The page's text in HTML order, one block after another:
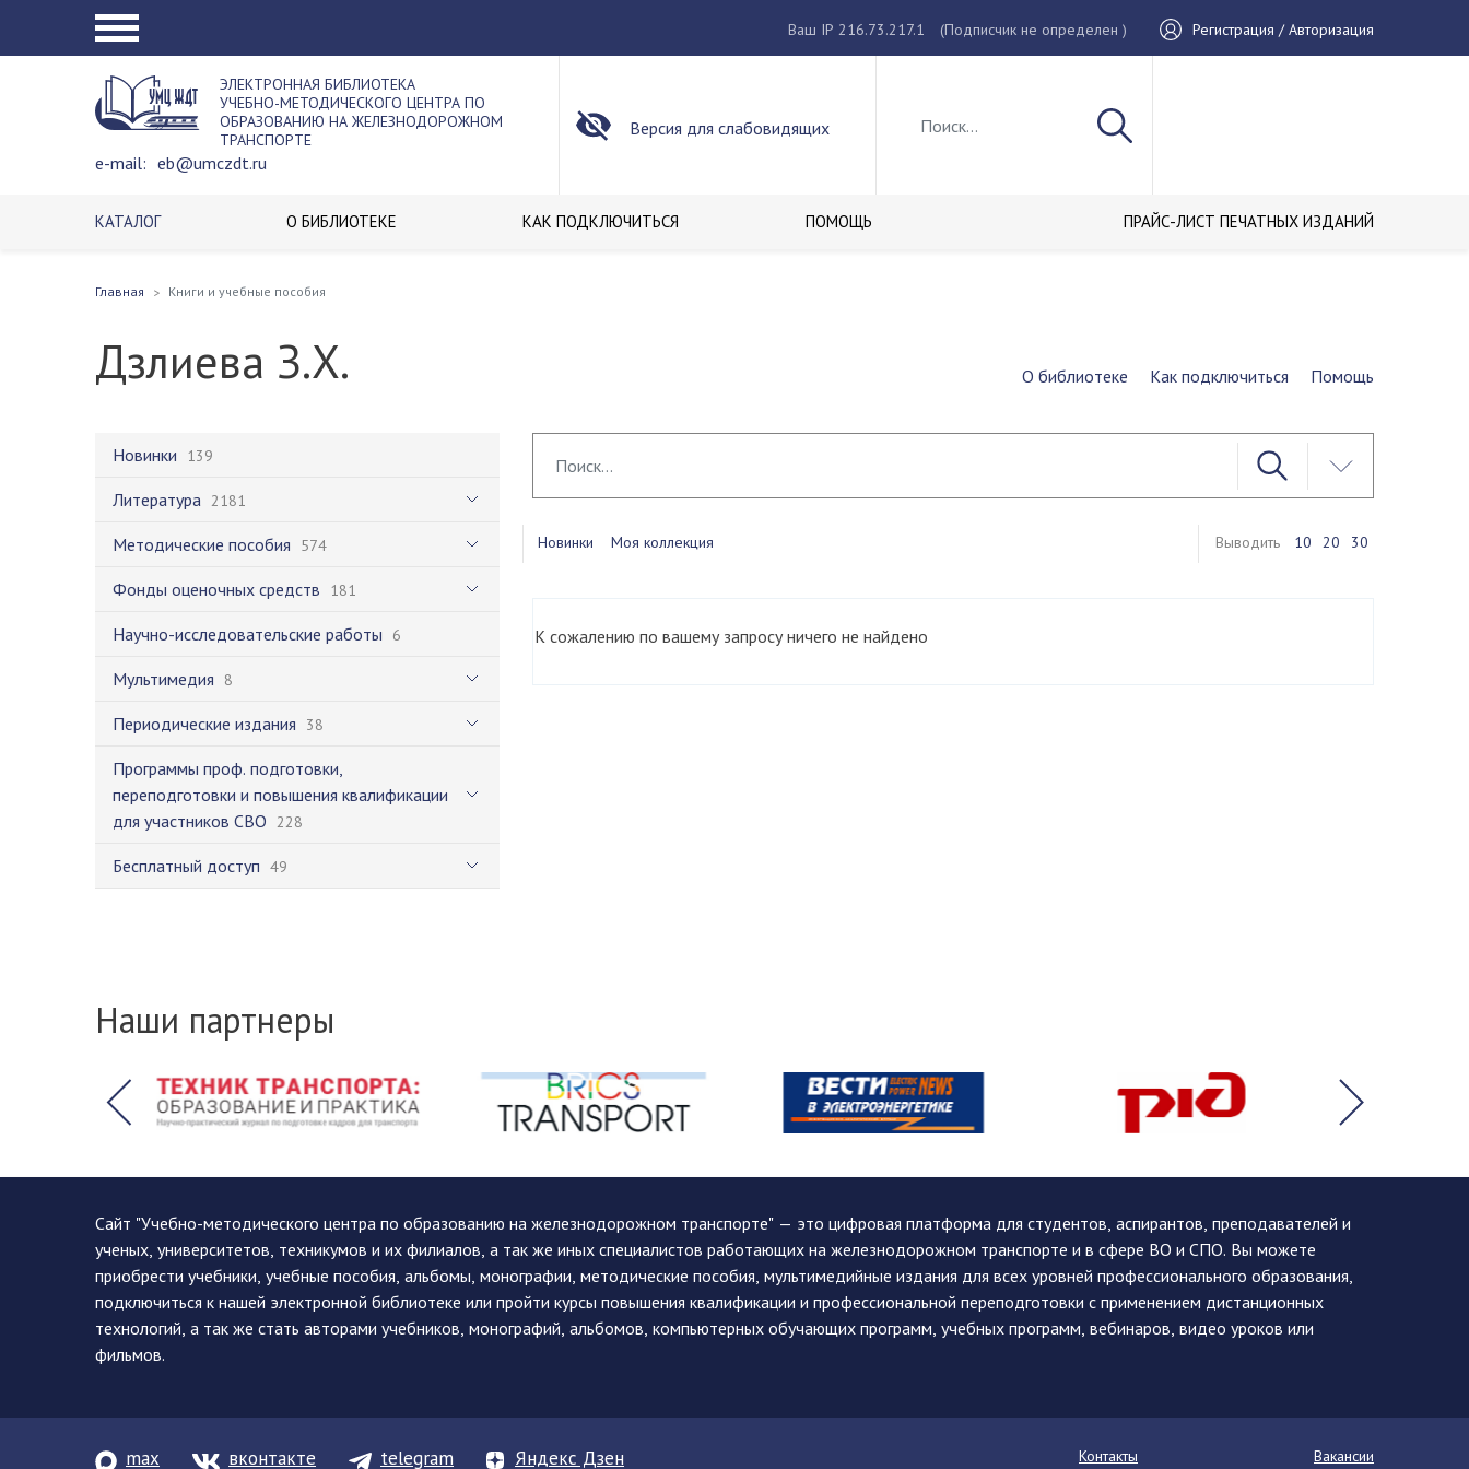
Ваш IP 216.73.217.1 (Подписчик не определен ) Регистрация / Авторизация
ЭЛЕКТРОННАЯ БИБЛИОТЕКА
УЧЕБНО-МЕТОДИЧЕСКОГО ЦЕНТРА ПО
ОБРАЗОВАНИЮ НА ЖЕЛЕЗНОДОРОЖНОМ
ТРАНСПОРТЕ
e-mail: eb@umczdt.ru
Версия для слабовидящих
КАТАЛОГ О БИБЛИОТЕКЕ КАК ПОДКЛЮЧИТЬСЯ ПОМОЩЬ ПРАЙС-ЛИСТ ПЕЧАТНЫХ ИЗДАНИЙ
Главная Книги и учебные пособия
Дзлиева З.Х. О библиотеке Как подключиться Помощь
Новинки 139
Литература 2181
Методические пособия 574
Фонды оценочных средств 181
Научно-исследовательские работы 6
Мультимедия 8
Периодические издания 38
Программы проф. подготовки,
переподготовки и повышения квалификации
для участников СВО 228
Бесплатный доступ 49
Новинки Моя коллекция Выводить 10 20 30
К сожалению по вашему запросу ничего не найдено
Наши партнеры
Сайт "Учебно-методического центра по образованию на железнодорожном транспорте" — это цифровая платформа для студентов, аспирантов, преподавателей и
ученых, университетов, техникумов и их филиалов, а так же иных специалистов работающих на железнодорожном транспорте и в сфере ВО и СПО. Вы можете
приобрести учебники, учебные пособия, альбомы, монографии, методические пособия, мультимедийные издания для всех уровней профессионального образования,
подключиться к нашей электронной библиотеке или пройти курсы повышения квалификации и профессиональной переподготовки с применением дистанционных
технологий, а так же стать авторами учебников, монографий, альбомов, компьютерных обучающих программ, учебных программ, вебинаров, видео уроков или
фильмов.
max вконтакте telegram Яндекс Дзен Контакты Вакансии